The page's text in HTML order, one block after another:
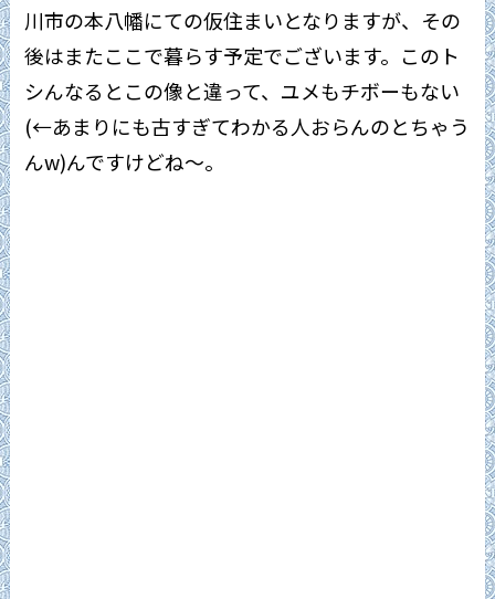
川市の本八幡にての仮住まいとなりますが、その
後はまたここで暮らす予定でございます。このト
シんなるとこの像と違って、ユメもチボーもない
(←あまりにも古すぎてわかる人おらんのとちゃう
んw)んですけどね～。